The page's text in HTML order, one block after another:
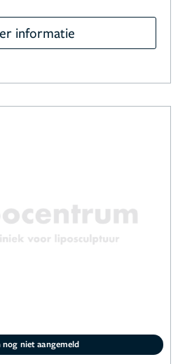
informatie
niet aangemeld